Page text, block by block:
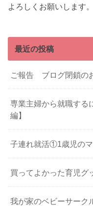
よろしくお願いします。
最近の投稿
ご報告 ブログ閉鎖の
専業主婦から就職す
編】
子連れ就活①1歳児の
買ってよかった育児グ
我が家のベビーサーク